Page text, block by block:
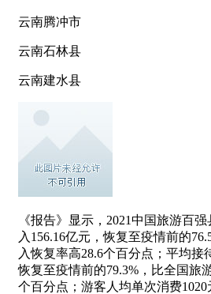
云南腾冲市
云南石林县
云南建水县
《报告》显示，2021中国旅游百
入156.16亿元，恢复至疫情前的
入恢复率高28.6个百分点；平均接
恢复至疫情前的79.3%，比全国旅
个百分点；游客人均单次消费